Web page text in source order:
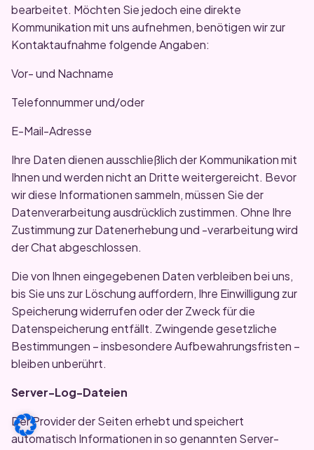
bearbeitet. Möchten Sie jedoch eine direkte
Kommunikation mit uns aufnehmen, benötigen wir zur
Kontaktaufnahme folgende Angaben:
Vor- und Nachname
Telefonnummer und/oder
E-Mail-Adresse
Ihre Daten dienen ausschließlich der Kommunikation mit
Ihnen und werden nicht an Dritte weitergereicht. Bevor
wir diese Informationen sammeln, müssen Sie der
Datenverarbeitung ausdrücklich zustimmen. Ohne Ihre
Zustimmung zur Datenerhebung und -verarbeitung wird
der Chat abgeschlossen.
Die von Ihnen eingegebenen Daten verbleiben bei uns,
bis Sie uns zur Löschung auffordern, Ihre Einwilligung zur
Speicherung widerrufen oder der Zweck für die
Datenspeicherung entfällt. Zwingende gesetzliche
Bestimmungen – insbesondere Aufbewahrungsfristen –
bleiben unberührt.
Server-Log-Dateien
Der Provider der Seiten erhebt und speichert
automatisch Informationen in so genannten Server-